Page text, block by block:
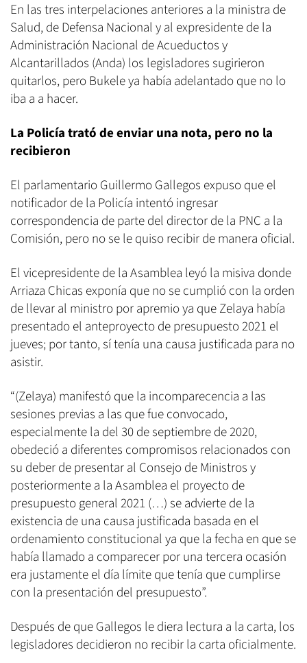
En las tres interpelaciones anteriores a la ministra de
Salud, de Defensa Nacional y al expresidente de la
Administración Nacional de Acueductos y
Alcantarillados (Anda) los legisladores sugirieron
quitarlos, pero Bukele ya había adelantado que no lo
iba a a hacer.
La Policía trató de enviar una nota, pero no la
recibieron
El parlamentario Guillermo Gallegos expuso que el
notificador de la Policía intentó ingresar
correspondencia de parte del director de la PNC a la
Comisión, pero no se le quiso recibir de manera oficial.
El vicepresidente de la Asamblea leyó la misiva donde
Arriaza Chicas exponía que no se cumplió con la orden
de llevar al ministro por apremio ya que Zelaya había
presentado el anteproyecto de presupuesto 2021 el
jueves; por tanto, sí tenía una causa justificada para no
asistir.
“(Zelaya) manifestó que la incomparecencia a las
sesiones previas a las que fue convocado,
especialmente la del 30 de septiembre de 2020,
obedeció a diferentes compromisos relacionados con
su deber de presentar al Consejo de Ministros y
posteriormente a la Asamblea el proyecto de
presupuesto general 2021 (…) se advierte de la
existencia de una causa justificada basada en el
ordenamiento constitucional ya que la fecha en que se
había llamado a comparecer por una tercera ocasión
era justamente el día límite que tenía que cumplirse
con la presentación del presupuesto”.
Después de que Gallegos le diera lectura a la carta, los
legisladores decidieron no recibir la carta oficialmente.